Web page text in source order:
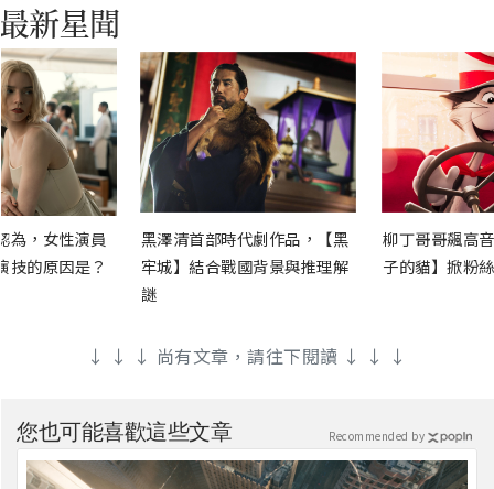
為，女性演員
技的原因是？
黑澤清首部時代劇作品，【黑
牢城】結合戰國背景與推理解
謎
柳丁哥哥飆高
子的貓】掀粉
↓ ↓ ↓ 尚有文章，請往下閱讀 ↓ ↓ ↓
您也可能喜歡這些文章 Recommended by